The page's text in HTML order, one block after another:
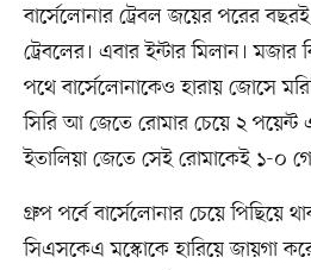
বার্সেলোনার ট্রেবল জয়ের পরের
ট্রেবলের। এবার ইন্টার মিলান। মজার
পথে বার্সেলোনাকেও হারায় জোসে
সিরি আ জেতে রোমার চেয়ে ২ পয়েন্ট
ইতালিয়া জেতে সেই রোমাকেই ১-০
গ্রুপ পর্বে বার্সেলোনার চেয়ে পিছিয়ে
সিএসকেএ মস্কোকে হারিয়ে জায়গা